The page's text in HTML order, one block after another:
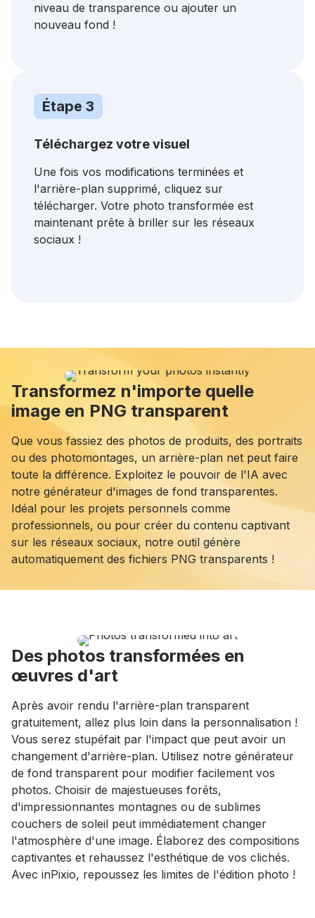
niveau de transparence ou ajouter un
nouveau fond !
Étape 3
Téléchargez votre visuel
Une fois vos modifications terminées et
l'arrière-plan supprimé, cliquez sur
télécharger. Votre photo transformée est
maintenant prête à briller sur les réseaux
sociaux !
Transformez n'importe quelle
image en PNG transparent
Que vous fassiez des photos de produits, des portraits
ou des photomontages, un arrière-plan net peut faire
toute la différence. Exploitez le pouvoir de l'IA avec
notre générateur d'images de fond transparentes.
Idéal pour les projets personnels comme
professionnels, ou pour créer du contenu captivant
sur les réseaux sociaux, notre outil génère
automatiquement des fichiers PNG transparents !
Des photos transformées en
œuvres d'art
Après avoir rendu l'arrière-plan transparent
gratuitement, allez plus loin dans la personnalisation !
Vous serez stupéfait par l'impact que peut avoir un
changement d'arrière-plan. Utilisez notre générateur
de fond transparent pour modifier facilement vos
photos. Choisir de majestueuses forêts,
d'impressionnantes montagnes ou de sublimes
couchers de soleil peut immédiatement changer
l'atmosphère d'une image. Élaborez des compositions
captivantes et rehaussez l'esthétique de vos clichés.
Avec inPixio, repoussez les limites de l'édition photo !